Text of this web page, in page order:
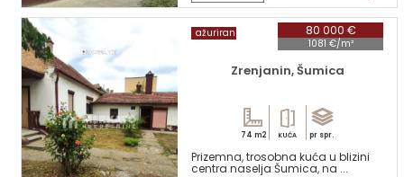
80 000 €
1081 €/m²
ažuriran
Zrenjanin, Šumica
74 m2 KUĆA pr spr.
Prizemna, trosobna kuća u blizini
centra naselja Šumica, na ...